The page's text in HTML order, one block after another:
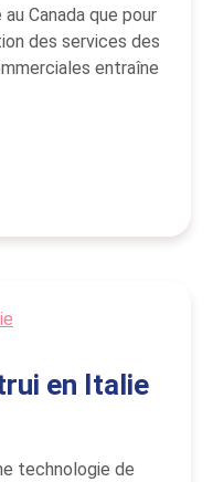
Canada que pour
des services des
entraîne
en Italie
technologie de